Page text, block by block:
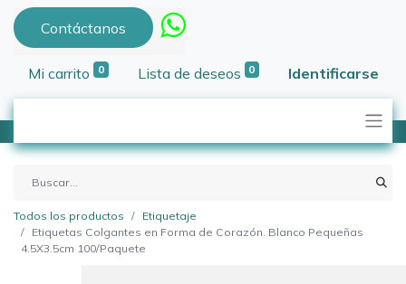
Contáctanos
Mi carrito 0 Lista de deseos 0 Identificarse
Todos los productos
Etiquetaje
Etiquetas Colgantes en Forma de Corazón. Blanco Pequeñas
4.5X3.5cm 100/Paquete